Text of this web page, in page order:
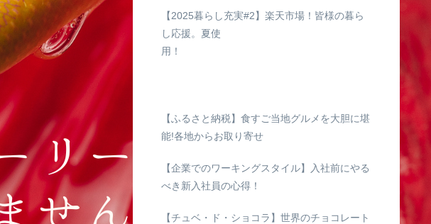
【2025暮らし充実#2】楽天市場！皆様の暮ら
し応援。夏使
用！
【ふるさと納税】食すご当地グルメを大胆に堪
能!各地からお取り寄せ
【企業でのワーキングスタイル】入社前にやる
べき新入社員の心得！
【チュベ・ド・ショコラ】世界のチョコレート